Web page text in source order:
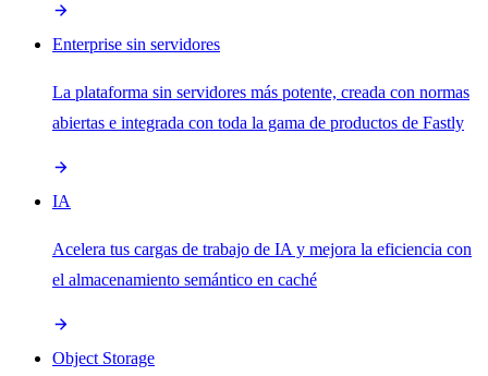
Enterprise sin servidores
La plataforma sin servidores más potente, creada con normas
abiertas e integrada con toda la gama de productos de Fastly
IA
Acelera tus cargas de trabajo de IA y mejora la eficiencia con
el almacenamiento semántico en caché
Object Storage